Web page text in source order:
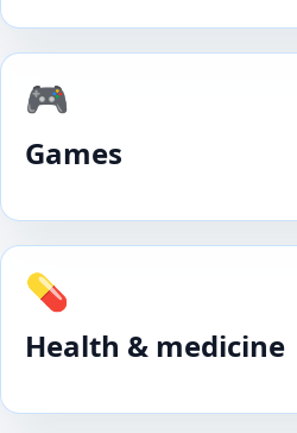
🎮
Games
💊
Health & medicine